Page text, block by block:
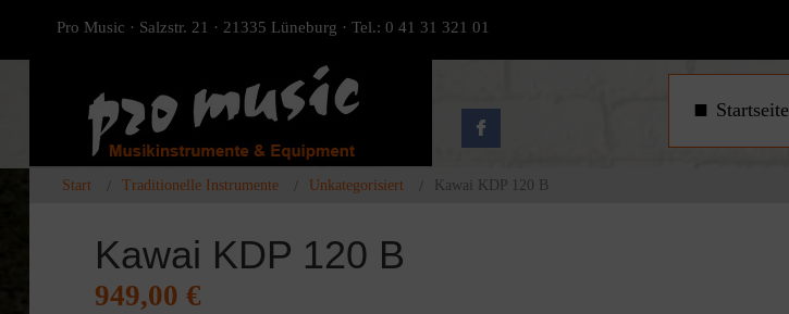
Pro Music · Salzstr. 21 · 21335 Lüneburg · Tel.: 0 41 31 321 01
Startseite
Start Traditionelle Instrumente Unkategorisiert Kawai KDP 120 B
Kawai KDP 120 B
949,00 €